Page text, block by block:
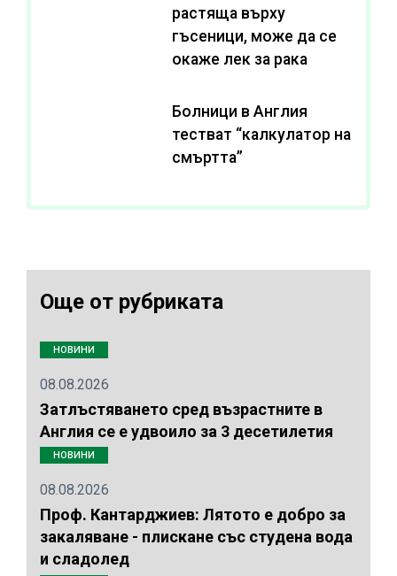
растяща върху
гъсеници, може да се
окаже лек за рака
Болници в Англия
тестват “калкулатор на
смъртта”
Още от рубриката
НОВИНИ
08.08.2026
Затлъстяването сред възрастните в
Англия се е удвоило за 3 десетилетия
НОВИНИ
08.08.2026
Проф. Кантарджиев: Лятото е добро за
закаляване - плискане със студена вода
и сладолед